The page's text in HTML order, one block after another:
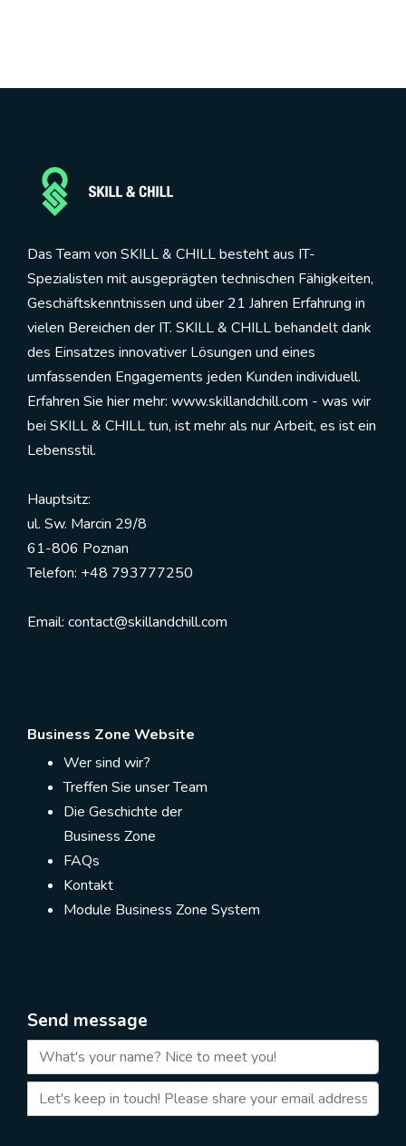
Das Team von SKILL & CHILL besteht aus IT-
Spezialisten mit ausgeprägten technischen Fähigkeiten,
Geschäftskenntnissen und über 21 Jahren Erfahrung in
vielen Bereichen der IT. SKILL & CHILL behandelt dank
des Einsatzes innovativer Lösungen und eines
umfassenden Engagements jeden Kunden individuell.
Erfahren Sie hier mehr: www.skillandchill.com - was wir
bei SKILL & CHILL tun, ist mehr als nur Arbeit, es ist ein
Lebensstil.
Hauptsitz:
ul. Sw. Marcin 29/8
61-806 Poznan
Telefon: +48 793777250
Email: contact@skillandchill.com
Business Zone Website
Wer sind wir?
Treffen Sie unser Team
Die Geschichte der
Business Zone
FAQs
Kontakt
Module Business Zone System
Send message